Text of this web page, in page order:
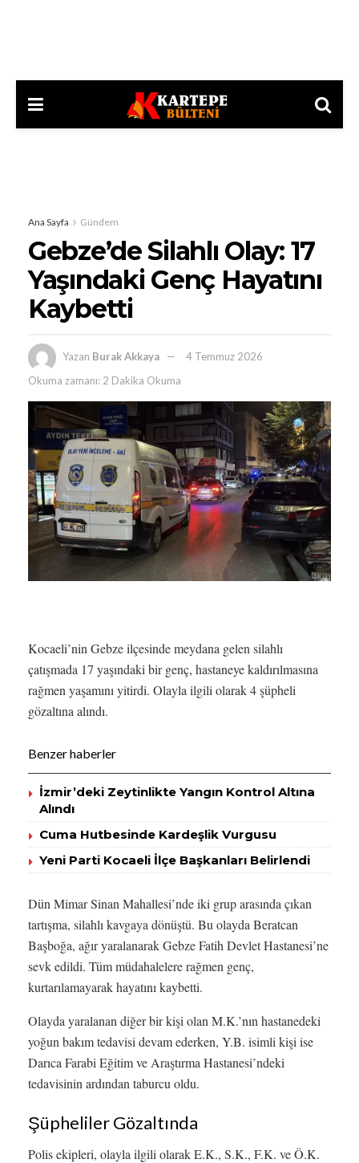
Ana Sayfa Gündem
Gebze’de Silahlı Olay: 17
Yaşındaki Genç Hayatını
Kaybetti
Yazan Burak Akkaya
4 Temmuz 2026
Okuma zamanı: 2 Dakika Okuma
Kocaeli’nin Gebze ilçesinde meydana gelen silahlı
çatışmada 17 yaşındaki bir genç, hastaneye kaldırılmasına
rağmen yaşamını yitirdi. Olayla ilgili olarak 4 şüpheli
gözaltına alındı.
Benzer haberler
İzmir’deki Zeytinlikte Yangın Kontrol Altına
Alındı
Cuma Hutbesinde Kardeşlik Vurgusu
Yeni Parti Kocaeli İlçe Başkanları Belirlendi
Dün Mimar Sinan Mahallesi’nde iki grup arasında çıkan
tartışma, silahlı kavgaya dönüştü. Bu olayda Beratcan
Başboğa, ağır yaralanarak Gebze Fatih Devlet Hastanesi’ne
sevk edildi. Tüm müdahalelere rağmen genç,
kurtarılamayarak hayatını kaybetti.
Olayda yaralanan diğer bir kişi olan M.K.’nın hastanedeki
yoğun bakım tedavisi devam ederken, Y.B. isimli kişi ise
Darıca Farabi Eğitim ve Araştırma Hastanesi’ndeki
tedavisinin ardından taburcu oldu.
Şüpheliler Gözaltında
Polis ekipleri, olayla ilgili olarak E.K., S.K., F.K. ve Ö.K.